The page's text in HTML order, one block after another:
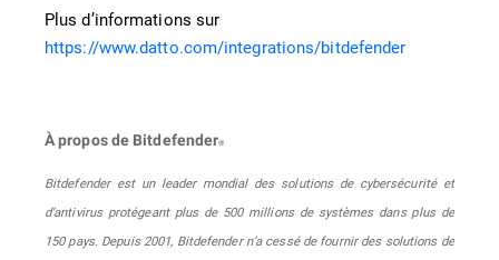
Plus d’informations sur
https://www.datto.com/integrations/bitdefender
À propos de Bitdefender®
Bitdefender est un leader mondial des solutions de cybersécurité et
d’antivirus protégeant plus de 500 millions de systèmes dans plus de
150 pays. Depuis 2001, Bitdefender n’a cessé de fournir des solutions de